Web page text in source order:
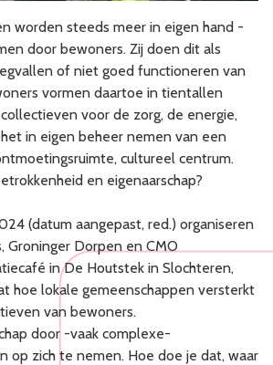
worden steeds meer in eigen hand -
door bewoners. Zij doen dit als
of niet goed functioneren van
vormen daartoe in tientallen
voor de zorg, de energie,
in eigen beheer nemen van een
cultureel centrum.
en eigenaarschap?
(datum aangepast, red.) organiseren
Groninger Dorpen en CMO
in De Houtstek in Slochteren,
hoe lokale gemeenschappen versterkt
van bewoners.
door -vaak complexe-
op zich te nemen. Hoe doe je dat, waar